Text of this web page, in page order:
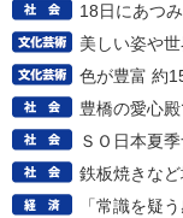
18日にあつ
美しい姿や
色が豊富 約
豊橋の愛心
ＳＯ日本夏
鉄板焼きな
「常識を疑